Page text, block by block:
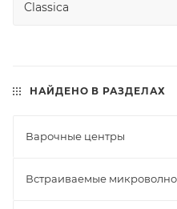
НАЙДЕНО В РАЗДЕЛАХ
Варочные центры
Встраиваемые